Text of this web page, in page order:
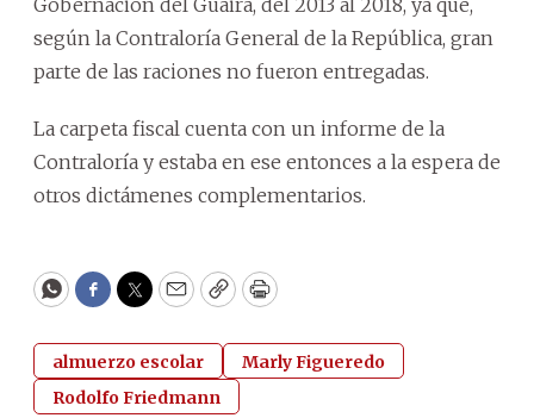
según la Contraloría General de la República, gran
parte de las raciones no fueron entregadas.
La carpeta fiscal cuenta con un informe de la
Contraloría y estaba en ese entonces a la espera de
otros dictámenes complementarios.
WhatsApp
Facebook
Twitter
EmailCopyPrint
almuerzo escolar
Marly Figueredo
Rodolfo Friedmann